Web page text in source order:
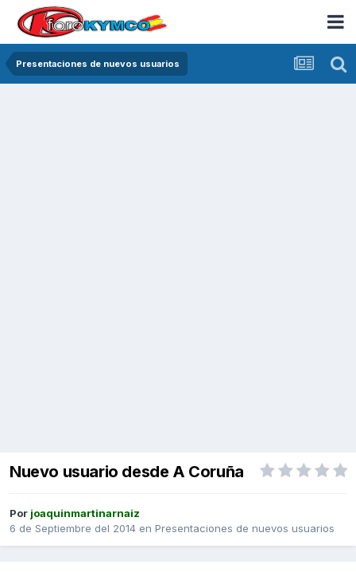
Presentaciones de nuevos usuarios
Nuevo usuario desde A Coruña
Por joaquinmartinarnaiz
6 de Septiembre del 2014 en Presentaciones de nuevos usuarios